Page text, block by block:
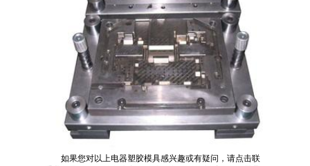
如果您对以上电器塑胶模具感兴趣或有疑问，请点击联